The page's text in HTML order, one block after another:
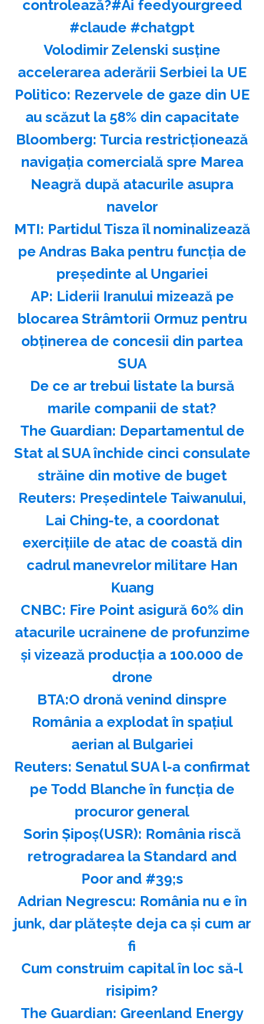
controlează?#Ai feedyourgreed
#claude #chatgpt
Volodimir Zelenski susţine
accelerarea aderării Serbiei la UE
Politico: Rezervele de gaze din UE
au scăzut la 58% din capacitate
Bloomberg: Turcia restricţionează
navigaţia comercială spre Marea
Neagră după atacurile asupra
navelor
MTI: Partidul Tisza îl nominalizează
pe Andras Baka pentru funcţia de
preşedinte al Ungariei
AP: Liderii Iranului mizează pe
blocarea Strâmtorii Ormuz pentru
obţinerea de concesii din partea
SUA
️De ce ar trebui listate la bursă
marile companii de stat?
The Guardian: Departamentul de
Stat al SUA închide cinci consulate
străine din motive de buget
Reuters: Preşedintele Taiwanului,
Lai Ching-te, a coordonat
exerciţiile de atac de coastă din
cadrul manevrelor militare Han
Kuang
CNBC: Fire Point asigură 60% din
atacurile ucrainene de profunzime
şi vizează producţia a 100.000 de
drone
BTA:O dronă venind dinspre
România a explodat în spaţiul
aerian al Bulgariei
Reuters: Senatul SUA l-a confirmat
pe Todd Blanche în funcţia de
procuror general
Sorin Şipoş(USR): România riscă
retrogradarea la Standard and
Poor and #39;s
Adrian Negrescu: România nu e în
junk, dar plăteşte deja ca şi cum ar
fi
Cum construim capital în loc să-l
risipim?
The Guardian: Greenland Energy